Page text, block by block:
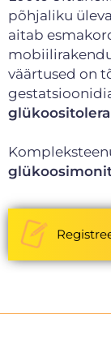
põhjaliku
aitab
väärtused on